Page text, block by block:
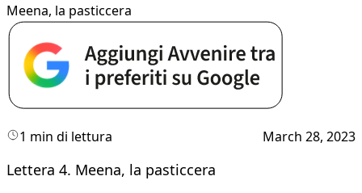
Meena, la pasticcera
1 min di lettura March 28, 2023
Lettera 4. Meena, la pasticcera